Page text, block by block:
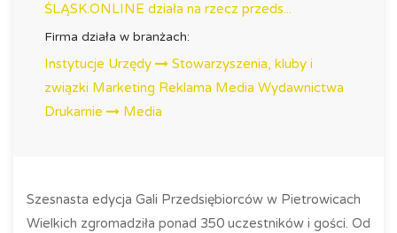
ŚLĄSK.ONLINE działa na rzecz przeds...
Firma działa w branżach:
Instytucje Urzędy
Stowarzyszenia, kluby i
związki Marketing Reklama Media Wydawnictwa
Drukarnie
Media
Szesnasta edycja Gali Przedsiębiorców w Pietrowicach
Wielkich zgromadziła ponad 350 uczestników i gości. Od